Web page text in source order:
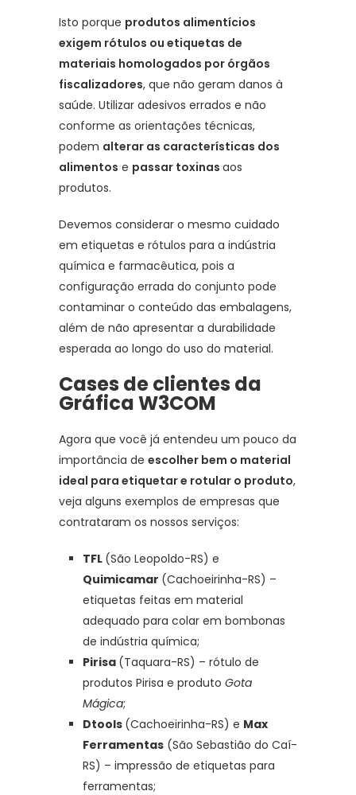
Isto porque produtos alimentícios
exigem rótulos ou etiquetas de
materiais homologados por órgãos
fiscalizadores, que não geram danos à
saúde. Utilizar adesivos errados e não
conforme as orientações técnicas,
podem alterar as características dos
alimentos e passar toxinas aos
produtos.
Devemos considerar o mesmo cuidado
em etiquetas e rótulos para a indústria
química e farmacêutica, pois a
configuração errada do conjunto pode
contaminar o conteúdo das embalagens,
além de não apresentar a durabilidade
esperada ao longo do uso do material.
Cases de clientes da
Gráfica W3COM
Agora que você já entendeu um pouco da
importância de escolher bem o material
ideal para etiquetar e rotular o produto,
veja alguns exemplos de empresas que
contrataram os nossos serviços:
TFL (São Leopoldo-RS) e
Quimicamar (Cachoeirinha-RS) –
etiquetas feitas em material
adequado para colar em bombonas
de indústria química;
Pirisa (Taquara-RS) – rótulo de
produtos Pirisa e produto Gota
Mágica;
Dtools (Cachoeirinha-RS) e Max
Ferramentas (São Sebastião do Caí-
RS) – impressão de etiquetas para
ferramentas;